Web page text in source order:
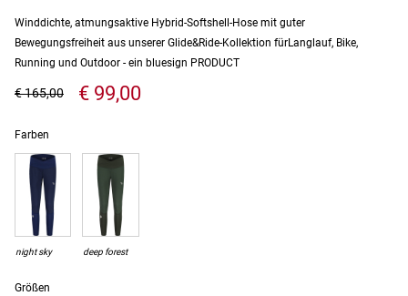
Winddichte, atmungsaktive Hybrid-Softshell-Hose mit guter
Bewegungsfreiheit aus unserer Glide&Ride-Kollektion fürLanglauf, Bike,
Running und Outdoor - ein bluesign PRODUCT
€ 99,00
€ 165,00
Größen
Farben
night sky deep forest